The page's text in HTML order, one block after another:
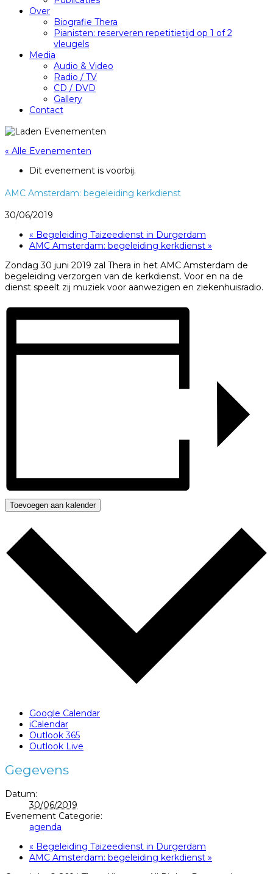
Over
Biografie Thera
Pianisten: reserveren repetitietijd op 1 of 2
vleugels
Media
Audio & Video
Radio / TV
CD / DVD
Gallery
Contact
« Alle Evenementen
Dit evenement is voorbij.
AMC Amsterdam: begeleiding kerkdienst
30/06/2019
« Begeleiding Taizeedienst in Durgerdam
AMC Amsterdam: begeleiding kerkdienst »
Zondag 30 juni 2019 zal Thera in het AMC Amsterdam de
begeleiding verzorgen van de kerkdienst. Voor en na de
dienst speelt zij muziek voor aanwezigen en ziekenhuisradio.
Toevoegen aan kalender
Google Calendar
iCalendar
Outlook 365
Outlook Live
Gegevens
Datum:
30/06/2019
Evenement Categorie:
agenda
« Begeleiding Taizeedienst in Durgerdam
AMC Amsterdam: begeleiding kerkdienst »